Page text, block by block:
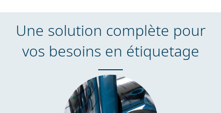
Une solution complète pour
vos besoins en étiquetage